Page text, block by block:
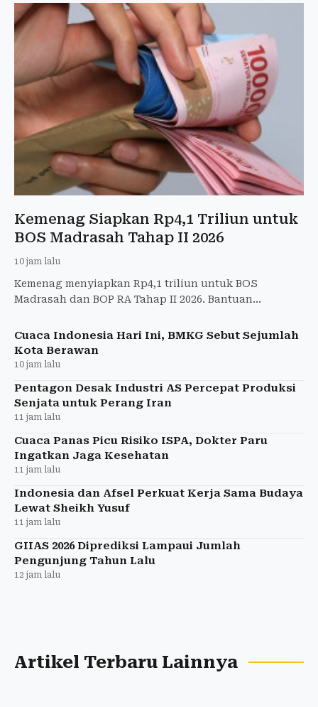
Kemenag Siapkan Rp4,1 Triliun untuk
BOS Madrasah Tahap II 2026
10 jam lalu
Kemenag menyiapkan Rp4,1 triliun untuk BOS
Madrasah dan BOP RA Tahap II 2026. Bantuan
Cuaca Indonesia Hari Ini, BMKG Sebut Sejumlah
Kota Berawan
10 jam lalu
Pentagon Desak Industri AS Percepat Produksi
Senjata untuk Perang Iran
11 jam lalu
Cuaca Panas Picu Risiko ISPA, Dokter Paru
Ingatkan Jaga Kesehatan
11 jam lalu
Indonesia dan Afsel Perkuat Kerja Sama Budaya
Lewat Sheikh Yusuf
11 jam lalu
GIIAS 2026 Diprediksi Lampaui Jumlah
Pengunjung Tahun Lalu
12 jam lalu
Artikel Terbaru Lainnya